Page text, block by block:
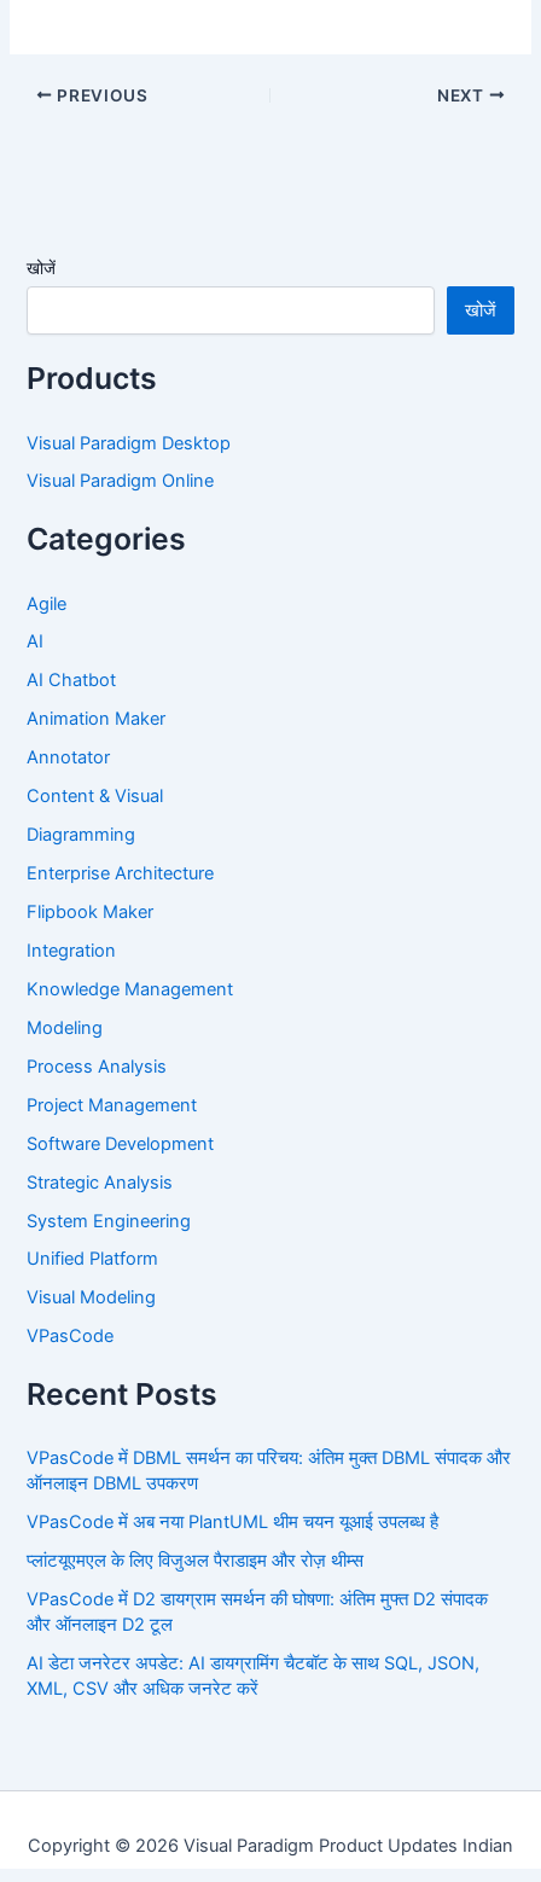
PREVIOUS NEXT
खोजें
खोजें
Products
Visual Paradigm Desktop
Visual Paradigm Online
Categories
Agile
AI
AI Chatbot
Animation Maker
Annotator
Content & Visual
Diagramming
Enterprise Architecture
Flipbook Maker
Integration
Knowledge Management
Modeling
Process Analysis
Project Management
Software Development
Strategic Analysis
System Engineering
Unified Platform
Visual Modeling
VPasCode
Recent Posts
VPasCode में DBML समर्थन का परिचय: अंतिम मुक्त DBML संपादक और
ऑनलाइन DBML उपकरण
VPasCode में अब नया PlantUML थीम चयन यूआई उपलब्ध है
प्लांटयूएमएल के लिए विजुअल पैराडाइम और रोज़ थीम्स
VPasCode में D2 डायग्राम समर्थन की घोषणा: अंतिम मुफ्त D2 संपादक
और ऑनलाइन D2 टूल
AI डेटा जनरेटर अपडेट: AI डायग्रामिंग चैटबॉट के साथ SQL, JSON,
XML, CSV और अधिक जनरेट करें
Copyright © 2026 Visual Paradigm Product Updates Indian